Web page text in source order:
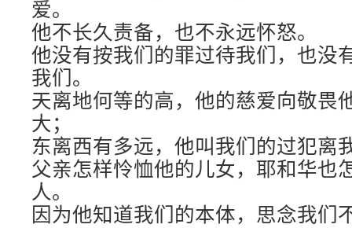
爱。
他不长久责备，也不永远怀怒。
他没有按我们的罪过待我们，也没
我们。
天离地何等的高，他的慈爱向敬畏
大；
东离西有多远，他叫我们的过犯离
父亲怎样怜恤他的儿女，耶和华也
人。
因为他知道我们的本体，思念我们